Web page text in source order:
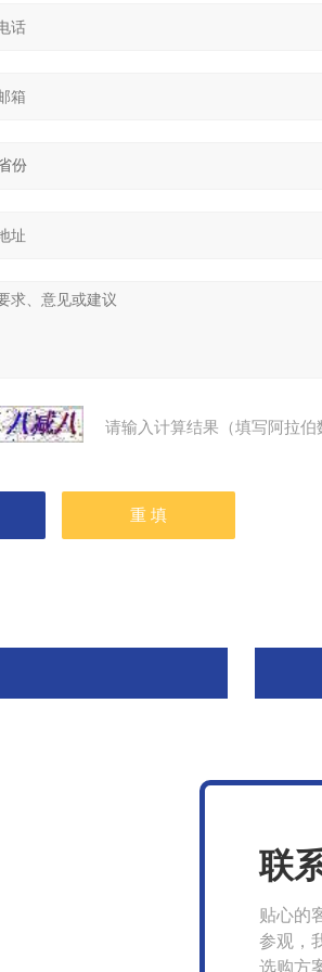
请输入计算结果（填写阿拉
联
贴心的
参观，
选购方